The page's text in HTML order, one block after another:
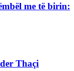
me të birin:
Thaçi